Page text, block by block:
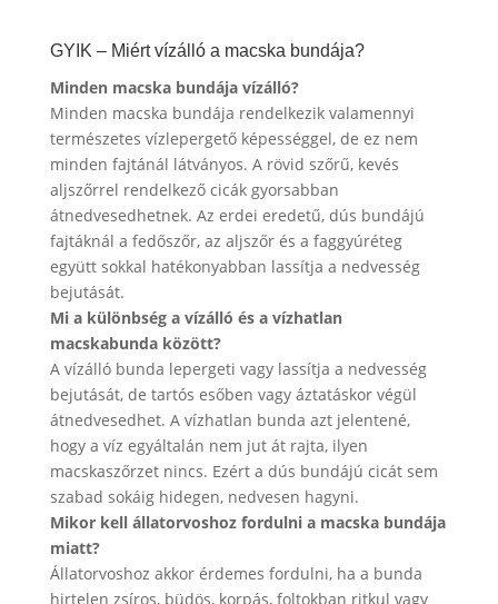
GYIK – Miért vízálló a macska bundája?
Minden macska bundája vízálló?
Minden macska bundája rendelkezik valamennyi
természetes vízlepergető képességgel, de ez nem
minden fajtánál látványos. A rövid szőrű, kevés
aljszőrrel rendelkező cicák gyorsabban
átnedvesedhetnek. Az erdei eredetű, dús bundájú
fajtáknál a fedőszőr, az aljszőr és a faggyúréteg
együtt sokkal hatékonyabban lassítja a nedvesség
bejutását.
Mi a különbség a vízálló és a vízhatlan
macskabunda között?
A vízálló bunda lepergeti vagy lassítja a nedvesség
bejutását, de tartós esőben vagy áztatáskor végül
átnedvesedhet. A vízhatlan bunda azt jelentené,
hogy a víz egyáltalán nem jut át rajta, ilyen
macskaszőrzet nincs. Ezért a dús bundájú cicát sem
szabad sokáig hidegen, nedvesen hagyni.
Mikor kell állatorvoshoz fordulni a macska bundája
miatt?
Állatorvoshoz akkor érdemes fordulni, ha a bunda
hirtelen zsíros, büdös, korpás, foltokban ritkul vagy